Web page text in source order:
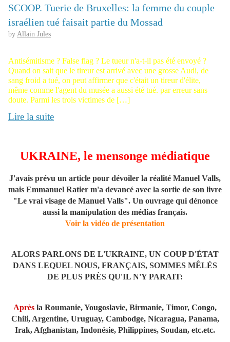
SCOOP. Tuerie de Bruxelles: la femme du couple
israélien tué faisait partie du Mossad
by Allain Jules
Antisémitisme ? False flag ? Le tueur n'a-t-il pas été envoyé ?
Quand on sait que le tireur est arrivé avec une grosse Audi, de
sang froid a tué, on peut affirmer que c'était un tireur d'élite,
même comme l'agent du musée a aussi été tué. par erreur sans
doute. Parmi les trois victimes de […]
Lire la suite
UKRAINE, le mensonge médiatique
J'avais prévu un article pour dévoiler la réalité Manuel Valls,
mais Emmanuel Ratier m'a devancé avec la sortie de son livre
"Le vrai visage de Manuel Valls". Un ouvrage qui dénonce
aussi la manipulation des médias français.
Voir la vidéo de présentation
ALORS PARLONS DE L'UKRAINE, UN COUP D'ÉTAT
DANS LEQUEL NOUS, FRANÇAIS, SOMMES MÊLÉS
DE PLUS PRÈS QU'IL N'Y PARAIT:
Après la Roumanie, Yougoslavie, Birmanie, Timor, Congo,
Chili, Argentine, Uruguay, Cambodge, Nicaragua, Panama,
Irak, Afghanistan, Indonésie, Philippines, Soudan, etc.etc.